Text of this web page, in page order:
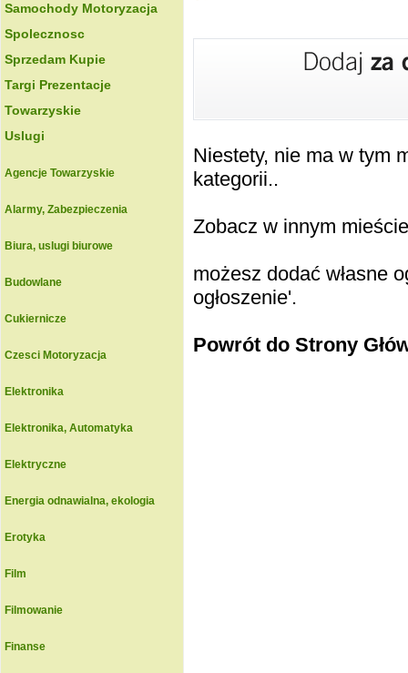
Samochody Motoryzacja
Spolecznosc
Sprzedam Kupie
Targi Prezentacje
Towarzyskie
Uslugi
Agencje Towarzyskie
Alarmy, Zabezpieczenia
Biura, uslugi biurowe
Budowlane
Cukiernicze
Czesci Motoryzacja
Elektronika
Elektronika, Automatyka
Elektryczne
Energia odnawialna, ekologia
Erotyka
Film
Filmowanie
Finanse
Niestety, nie ma w tym
kategorii..
Zobacz w innym
możesz dodać własne
ogłoszenie'.
Powrót do Strony